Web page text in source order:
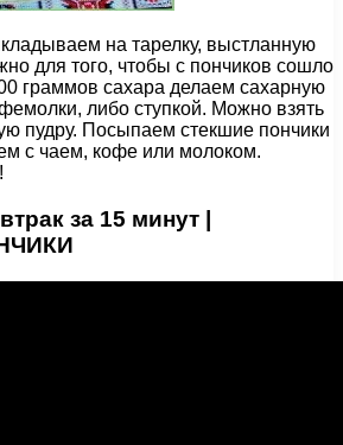
на тарелку, выстланную
для того, чтобы с пончиков сошло
граммов сахара делаем сахарную
либо ступкой. Можно взять
пудру. Посыпаем стекшие пончики
с чаем, кофе или молоком.
за 15 минут |